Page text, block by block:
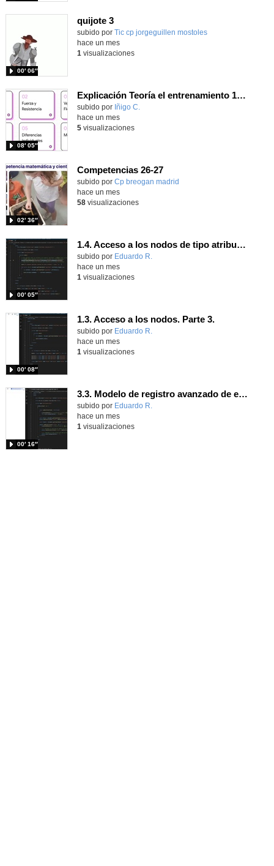
quijote 3
subido por Tic cp jorgeguillen mostoles
00′ 06″
-
hace un mes
1 visualizaciones
Explicación Teoría el entrenamiento 1º Bachillerato (IA)
Contenido educativo.
subido por Iñigo C.
08′ 05″
hace un mes
5visualizaciones
Competencias 26-27- Contenido educativo
Contenido educativo.
subido por Cp breogan madrid
02′ 36″
hace un mes
58visualizaciones
1.4. Acceso a los nodos de tipo atributo. Parte 3.
Contenido educativo.
subido por Eduardo R.
00′ 05″
hace un mes
1 visualizaciones
1.3. Acceso a los nodos. Parte 3.
Contenido educativo.
subido por Eduardo R.
00′ 08″
hace un mes
1 visualizaciones
3.3. Modelo de registro avanzado de eventos según W3C 3.
Contenido educativo.
subido por Eduardo R.
00′ 16″
hace un mes
1 visualizaciones